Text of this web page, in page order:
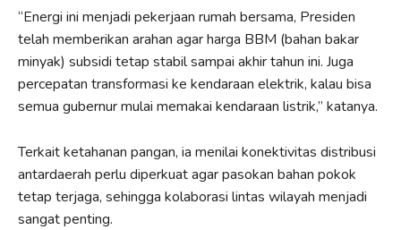
“Energi ini menjadi pekerjaan rumah bersama, Presiden
telah memberikan arahan agar harga BBM (bahan bakar
minyak) subsidi tetap stabil sampai akhir tahun ini. Juga
percepatan transformasi ke kendaraan elektrik, kalau bisa
semua gubernur mulai memakai kendaraan listrik,” katanya.
Terkait ketahanan pangan, ia menilai konektivitas distribusi
antardaerah perlu diperkuat agar pasokan bahan pokok
tetap terjaga, sehingga kolaborasi lintas wilayah menjadi
sangat penting.